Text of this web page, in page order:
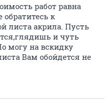
работ равна
к
листа акрила. Пусть
и чуть
могу на вскидку
Вам обойдется не